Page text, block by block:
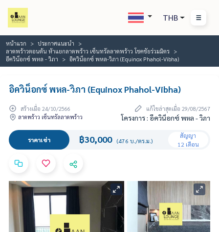
THB
หน้าแรก
ประกาศแนะนำ
ลาดพร้าวตอนต้น ห้าแยกลาดพร้าว เซ็นทรัลลาดพร้าว โชคชัยร่วมมิตร
อีควิน็อกซ์ พหล - วิภา
อิควิน็อกซ์ พหล-วิภา (Equinox Phahol-Vibha)
อิควิน็อกซ์ พหล-วิภา (Equinox Phahol-Vibha)
สร้างเมื่อ 24/10/2566
แก้ไขล่าสุดเมื่อ 29/08/2567
ลาดพร้าว เซ็นทรัลลาดพร้าว
โครงการ : อีควิน็อกซ์ พหล - วิภา
ราคาเช่า ฿30,000 (476 บ./ตร.ม.)
สัญญา
12 เดือน